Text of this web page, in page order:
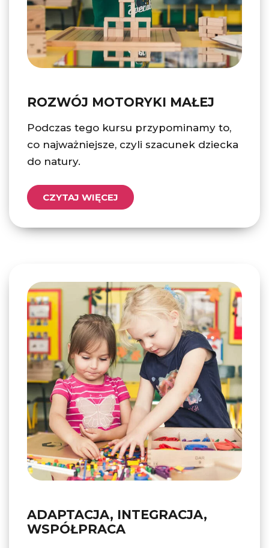
ROZWÓJ MOTORYKI MAŁEJ
Podczas tego kursu przypominamy to,
co najważniejsze, czyli szacunek dziecka
do natury.
CZYTAJ WIĘCEJ
ADAPTACJA, INTEGRACJA,
WSPÓŁPRACA